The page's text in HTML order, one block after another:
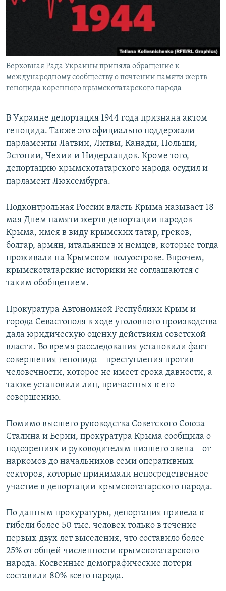
Верховная Рада Украины приняла обращение к
международному сообществу о почтении памяти жертв
геноцида коренного крымскотатарского народа
В Украине депортация 1944 года признана актом
геноцида. Также это официально поддержали
парламенты Латвии, Литвы, Канады, Польши,
Эстонии, Чехии и Нидерландов. Кроме того,
депортацию крымскотатарского народа осудил и
парламент Люксембурга.
Подконтрольная России власть Крыма называет 18
мая Днем памяти жертв депортации народов
Крыма, имея в виду крымских татар, греков,
болгар, армян, итальянцев и немцев, которые тогда
проживали на Крымском полуострове. Впрочем,
крымскотатарские историки не соглашаются с
таким обобщением.
Прокуратура Автономной Республики Крым и
города Севастополя в ходе уголовного производства
дала юридическую оценку действиям советской
власти. Во время расследования установили факт
совершения геноцида – преступления против
человечности, которое не имеет срока давности, а
также установили лиц, причастных к его
совершению.
Помимо высшего руководства Советского Союза –
Сталина и Берии, прокуратура Крыма сообщила о
подозрениях и руководителям низшего звена – от
наркомов до начальников семи оперативных
секторов, которые принимали непосредственное
участие в депортации крымскотатарского народа.
По данным прокуратуры, депортация привела к
гибели более 50 тыс. человек только в течение
первых двух лет выселения, что составило более
25% от общей численности крымскотатарского
народа. Косвенные демографические потери
составили 80% всего народа.